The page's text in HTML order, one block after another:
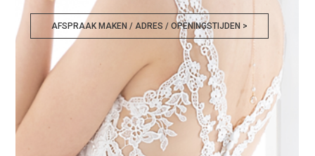
AFSPRAAK MAKEN / ADRES / OPENINGSTIJDEN >